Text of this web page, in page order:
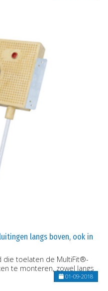
langs boven, ook in
die toelaten de MultiFit®-
te monteren, zowel langs
01-09-2018